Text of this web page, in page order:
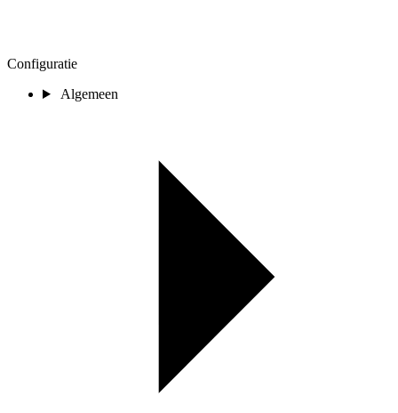
Configuratie
Algemeen